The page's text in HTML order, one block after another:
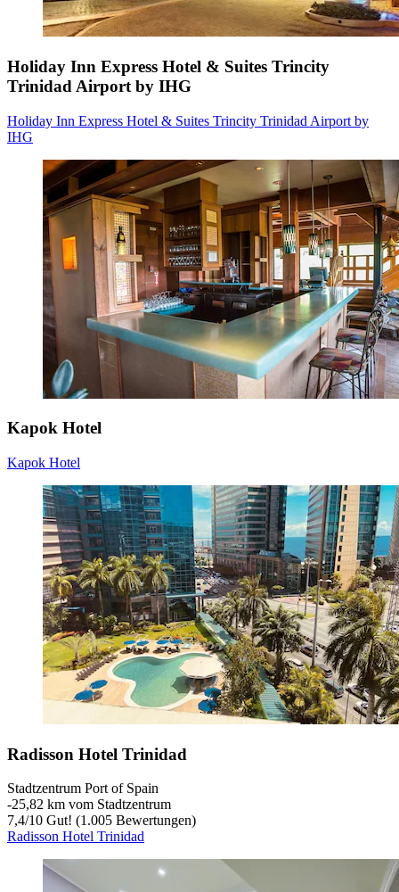
Holiday Inn Express Hotel & Suites Trincity
Trinidad Airport by IHG
Holiday Inn Express Hotel & Suites Trincity Trinidad Airport by
IHG
Kapok Hotel
Kapok Hotel
Radisson Hotel Trinidad
Stadtzentrum Port of Spain
‐25,82 km vom Stadtzentrum
7,4/10 Gut! (1.005 Bewertungen)
Radisson Hotel Trinidad